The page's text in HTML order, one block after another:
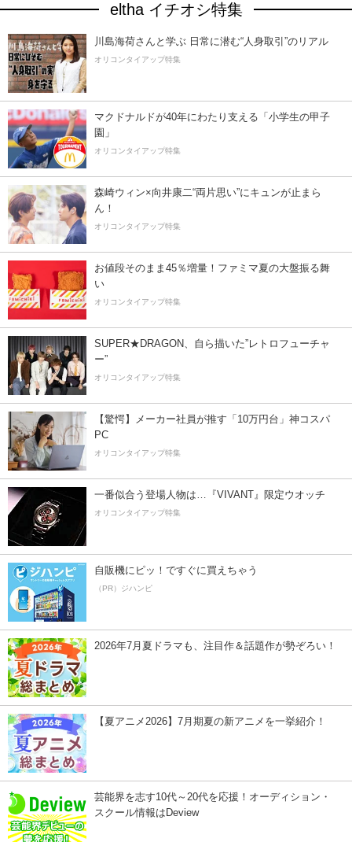
eltha イチオシ特集
川島海荷さんと学ぶ 日常に潜む“人身取引”のリアル
オリコンタイアップ特集
マクドナルドが40年にわたり支える「小学生の甲子
園」
オリコンタイアップ特集
森崎ウィン×向井康二“両片思い”にキュンが止まら
ん！
オリコンタイアップ特集
お値段そのまま45％増量！ファミマ夏の大盤振る舞
い
オリコンタイアップ特集
SUPER★DRAGON、自ら描いた”レトロフューチャ
ー”
オリコンタイアップ特集
【驚愕】メーカー社員が推す「10万円台」神コスパ
PC
オリコンタイアップ特集
一番似合う登場人物は…『VIVANT』限定ウオッチ
オリコンタイアップ特集
自販機にピッ！ですぐに買えちゃう
（PR）ジハンピ
2026年7月夏ドラマも、注目作＆話題作が勢ぞろい！
【夏アニメ2026】7月期夏の新アニメを一挙紹介！
芸能界を志す10代～20代を応援！オーディション・
スクール情報はDeview